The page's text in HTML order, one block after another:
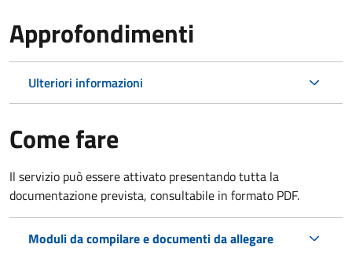
Approfondimenti
Ulteriori informazioni
Come fare
Il servizio può essere attivato presentando tutta la
documentazione prevista, consultabile in formato PDF.
Moduli da compilare e documenti da allegare